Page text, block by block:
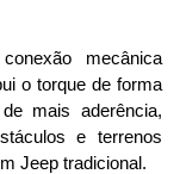
mecânica
o torque de forma
mais aderência,
e terrenos
Jeep tradicional.